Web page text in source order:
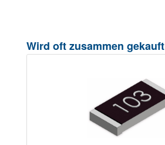
Produktgalerie überspringen
Wird oft zusammen gekauft